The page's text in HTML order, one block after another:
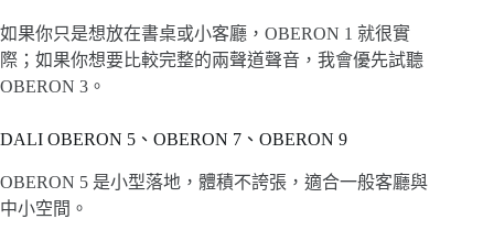
如果你只是想放在書桌或小客廳，OBERON 1 就很實
際；如果你想要比較完整的兩聲道聲音，我會優先試聽
OBERON 3。
DALI OBERON 5、OBERON 7、OBERON 9
OBERON 5 是小型落地，體積不誇張，適合一般客廳與
中小空間。